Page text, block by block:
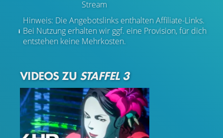
Stream
Hinweis: Die Angebotslinks enthalten Affiliate-Links.
Bei Nutzung erhalten wir ggf. eine Provision, für dich
entstehen keine Mehrkosten.
VIDEOS ZUSTAFFEL 3